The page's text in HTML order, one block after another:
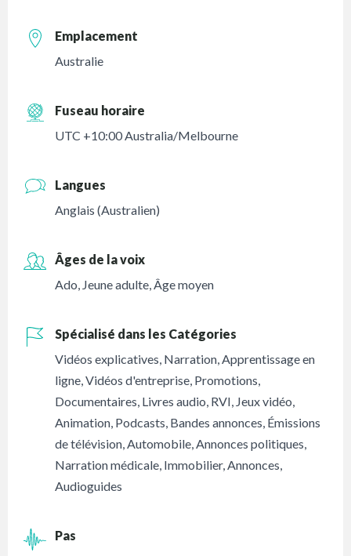
Emplacement
Australie
Fuseau horaire
UTC +10:00 Australia/Melbourne
Langues
Anglais (Australien)
Âges de la voix
Ado, Jeune adulte,Âge moyen
Spécialisé dans les Catégories
Vidéos explicatives, Narration,Apprentissage en
ligne,Vidéos d'entreprise, Promotions,
Documentaires, Livres audio, RVI, Jeux vidéo,
Animation, Podcasts, Bandes annonces, Émissions
de télévision,Automobile,Annonces politiques,
Narration médicale, Immobilier,Annonces,
Audioguides
Pas